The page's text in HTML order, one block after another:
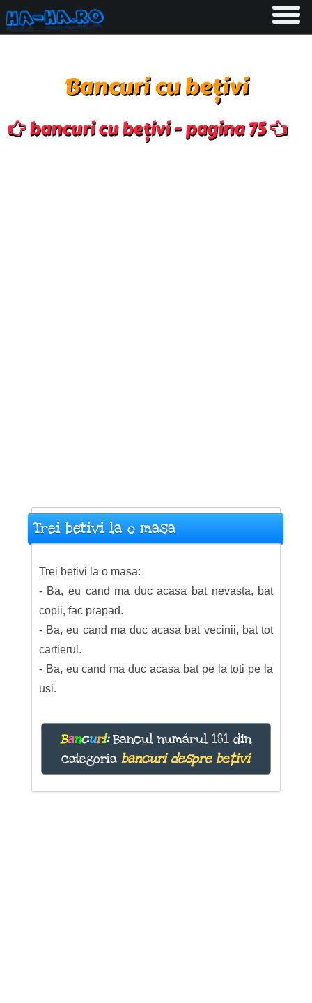
Toggle
Bancuri cu bețivi
bancuri cu bețivi - pagina 75
Trei betivi la o masa
Trei betivi la o masa:
- Ba, eu cand ma duc acasa bat nevasta, bat
copii, fac prapad.
- Ba, eu cand ma duc acasa bat vecinii, bat tot
cartierul.
- Ba, eu cand ma duc acasa bat pe la toti pe la
usi.
Bancuri:Bancul numărul 181 din
categoriabancuri despre bețivi